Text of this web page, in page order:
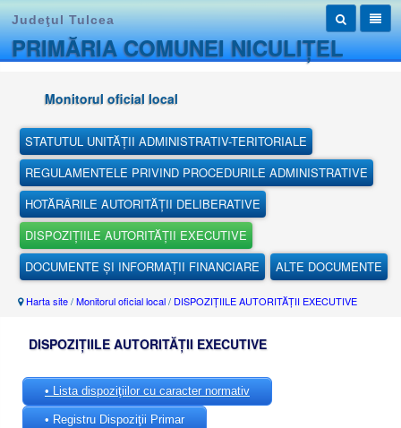
Judeţul Tulcea
PRIMĂRIA COMUNEI NICULIȚEL
Monitorul oficial local
STATUTUL UNITĂȚII ADMINISTRATIV-TERITORIALE
REGULAMENTELE PRIVIND PROCEDURILE ADMINISTRATIVE
HOTĂRÂRILE AUTORITĂȚII DELIBERATIVE
DISPOZIȚIILE AUTORITĂȚII EXECUTIVE
DOCUMENTE ȘI INFORMAȚII FINANCIARE
ALTE DOCUMENTE
Harta site/Monitorul oficial local/ DISPOZIȚIILE AUTORITĂȚII EXECUTIVE
DISPOZIȚIILE AUTORITĂȚII EXECUTIVE
• Lista dispoziţiilor cu caracter normativ
• Registru Dispoziţii Primar